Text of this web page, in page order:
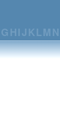
G HIJ KLM N